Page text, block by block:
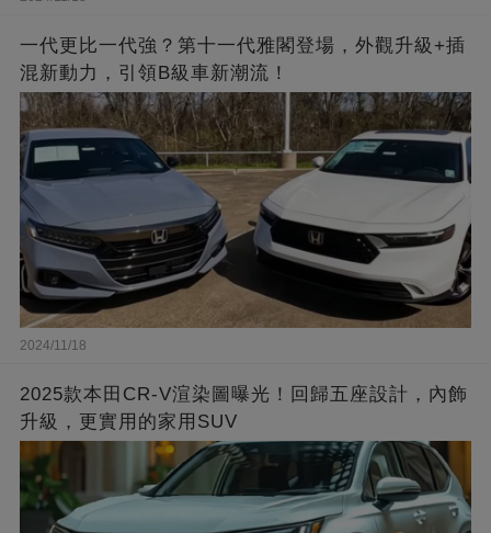
一代更比一代強？第十一代雅閣登場，外觀升級+插
混新動力，引領B級車新潮流！
2024/11/18
2025款本田CR-V渲染圖曝光！回歸五座設計，內飾
升級，更實用的家用SUV